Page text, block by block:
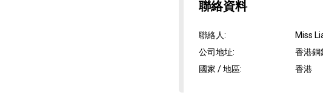
聯絡資料
聯絡人:
Miss
公司地址:
香港銅
國家 / 地區: 香港